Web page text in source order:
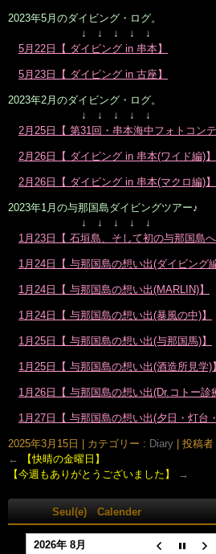
2023年5月のダイビング・ログ。
↓ ↓ ↓ ↓ ↓
5月22日【 ダイビング in 串本】
5月23日【 ダイビング in 古座】
2023年2月のダイビング・ログ。
↓ ↓ ↓ ↓ ↓
2月25日【 第31回・串本海中フォトコンテ
2月26日【 ダイビング in 串本(ワイド編)】
2月26日【 ダイビング in 串本(マクロ編)】
2023年1月の与那国島ダイビングツアー♪
↓ ↓ ↓ ↓ ↓
1月23日【 石垣島、そして初の与那国島へ
1月24日【 与那国島の想い出(ダイビング編
1月24日【 与那国島の想い出(MARLIN)】
1月24日【 与那国島の想い出(暴風の中)】
1月25日【 与那国島の想い出(与那国馬)】
1月25日【 与那国島の想い出(酒造所見学)】
1月26日【 与那国島の想い出(Dr.コトー診
1月27日【 与那国島の想い出(夕日・灯台
2025年3月15日 カテゴリー : Diary
投稿者
←
【快晴の金曜日】
【今週もありがとうございました】
→
Seul(e) Calender
2026年 8月